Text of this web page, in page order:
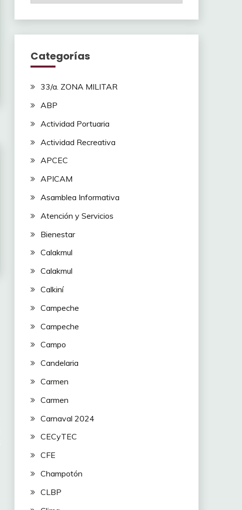
Categorías
33/a. ZONA MILITAR
ABP
Actividad Portuaria
Actividad Recreativa
APCEC
APICAM
Asamblea Informativa
Atención y Servicios
Bienestar
Calakmul
Calakmul
Calkiní
Campeche
Campeche
Campo
Candelaria
Carmen
Carmen
Carnaval 2024
CECyTEC
CFE
Champotón
CLBP